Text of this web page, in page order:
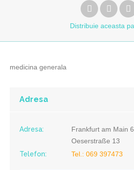
Distribuie aceasta
medicina generala
Adresa
Adresa:
Frankfurt am Main
Oeserstraße 13
Telefon:
Tel.: 069 397473